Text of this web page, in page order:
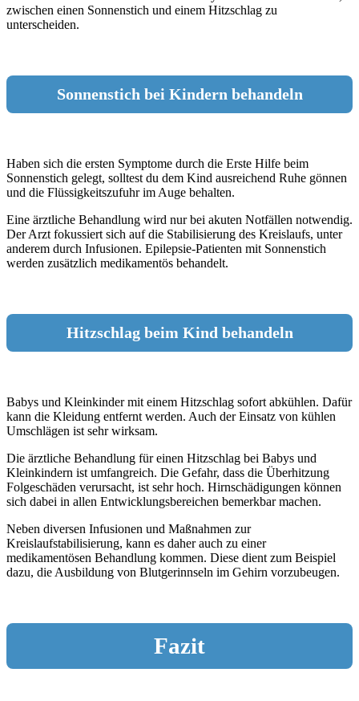
zwischen einen Sonnenstich und einem Hitzschlag zu
unterscheiden.
Sonnenstich bei Kindern behandeln
Haben sich die ersten Symptome durch die Erste Hilfe beim
Sonnenstich gelegt, solltest du dem Kind ausreichend Ruhe gönnen
und die Flüssigkeitszufuhr im Auge behalten.
Eine ärztliche Behandlung wird nur bei akuten Notfällen notwendig.
Der Arzt fokussiert sich auf die Stabilisierung des Kreislaufs, unter
anderem durch Infusionen. Epilepsie-Patienten mit Sonnenstich
werden zusätzlich medikamentös behandelt.
Hitzschlag beim Kind behandeln
Babys und Kleinkinder mit einem Hitzschlag sofort abkühlen. Dafür
kann die Kleidung entfernt werden. Auch der Einsatz von kühlen
Umschlägen ist sehr wirksam.
Die ärztliche Behandlung für einen Hitzschlag bei Babys und
Kleinkindern ist umfangreich. Die Gefahr, dass die Überhitzung
Folgeschäden verursacht, ist sehr hoch. Hirnschädigungen können
sich dabei in allen Entwicklungsbereichen bemerkbar machen.
Neben diversen Infusionen und Maßnahmen zur
Kreislaufstabilisierung, kann es daher auch zu einer
medikamentösen Behandlung kommen. Diese dient zum Beispiel
dazu, die Ausbildung von Blutgerinnseln im Gehirn vorzubeugen.
Fazit